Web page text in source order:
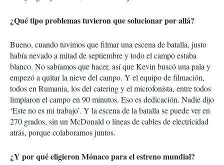
¿Qué tipo problemas tuvieron que solucionar por allá?
Bueno, cuando tuvimos que filmar una escena de batalla, justo
había nevado a mitad de septiembre y todo el campo estaba
blanco. No sabíamos que hacer, así que Kevin buscó una pala y
empezó a quitar la nieve del campo. Y el equipo de filmación,
todos en Rumania, los del catering y el microfonista, entre todos
limpiaron el campo en 90 minutos. Eso es dedicación. Nadie dijo
‘Este no es mi trabajo’. Y la escena de la batalla se puede ver en
270 grados, sin un McDonald o líneas de cables de electricidad
atrás, porque colaboramos juntos.
¿Y por qué eligieron Mónaco para el estreno mundial?